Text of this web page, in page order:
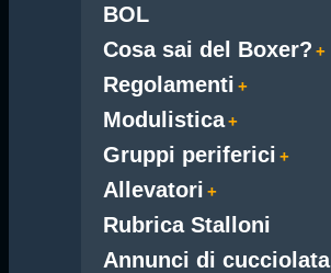
BOL
Cosa sai del Boxer?
Regolamenti
Modulistica
Gruppi periferici
Allevatori
Rubrica Stalloni
Annunci di cucciolata